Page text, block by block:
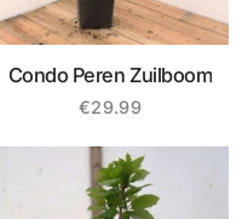
Condo Peren Zuilboom
€29.99